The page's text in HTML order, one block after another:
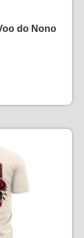
do Nono